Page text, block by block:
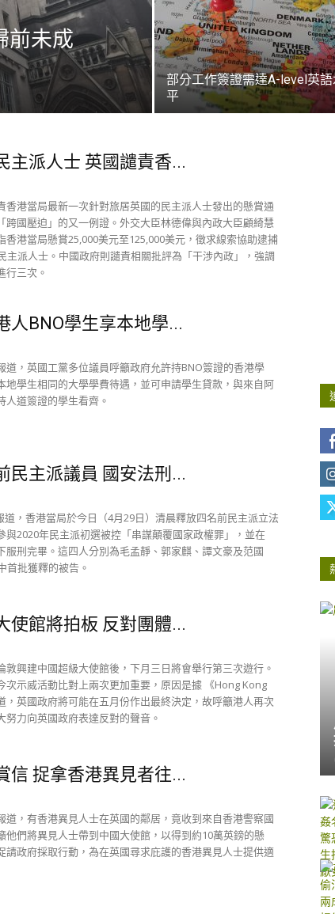
前未成
部分工作簽證需達A-level英
平
主派人士 英國譴責香...
香港當局最新一次針對旅居英國的民主派人士發出的懸賞通
跨國壓迫」的又一例證。外交大臣林德偉與內政大臣顧綺慧
香港當局懸賞25,000美元至125,000美元，徵求線索協助逮捕
主派人士。中國政府則譴責相關批評為「干涉內政」，強調
行三次。
人BNO學生享本地學...
道，英國工黨多位議員呼籲政府允許持BNO簽證的香港學
地學生相同的大學學費待遇，並可申請學生貸款，與來自阿
人道簽證的學生看齊。
民主派議員 國安法刑...
道，香港當局於今日（4月29日）清晨釋放四名前民主派立法
與2020年民主派初選被控「串謀顛覆國家政權罪」，並在
服刑完畢。這四人分別為毛孟靜、郭家麒、譚文豪及范國
首批獲釋的被告。
使館將拍板 反對團體...
敦興建中國超級大使館後，下月三日將會舉行第三次遊行。
次示威活動比對上兩次更加重要，原因是據 《Hong Kong
，英國政府將可能在五月份作出最終決定，故呼籲港人再次
努力向英國政府表達反對的聲音。
信 捉拿香港異見者往...
道，有香港異見人士在英國的鄰居，竟收到來自香港警察國
他們將異見人士帶到中國大使館，以得到約10萬英鎊的懸
請政府採取行動，為在英國尋求庇護的香港異見人士提供適